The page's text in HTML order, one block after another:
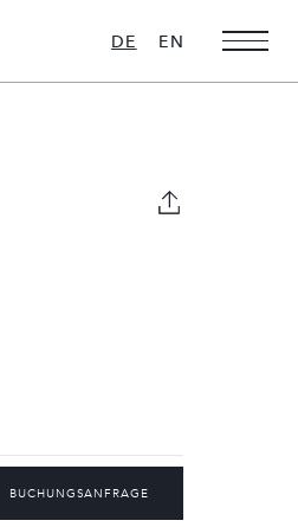
DE EN
BUCHUNGSANFRAGE